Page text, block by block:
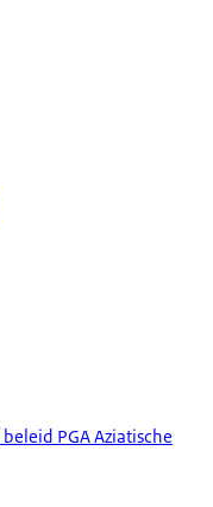
PGA Aziatische